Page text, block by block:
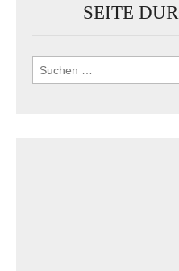
SEITE
Suchen
nach: